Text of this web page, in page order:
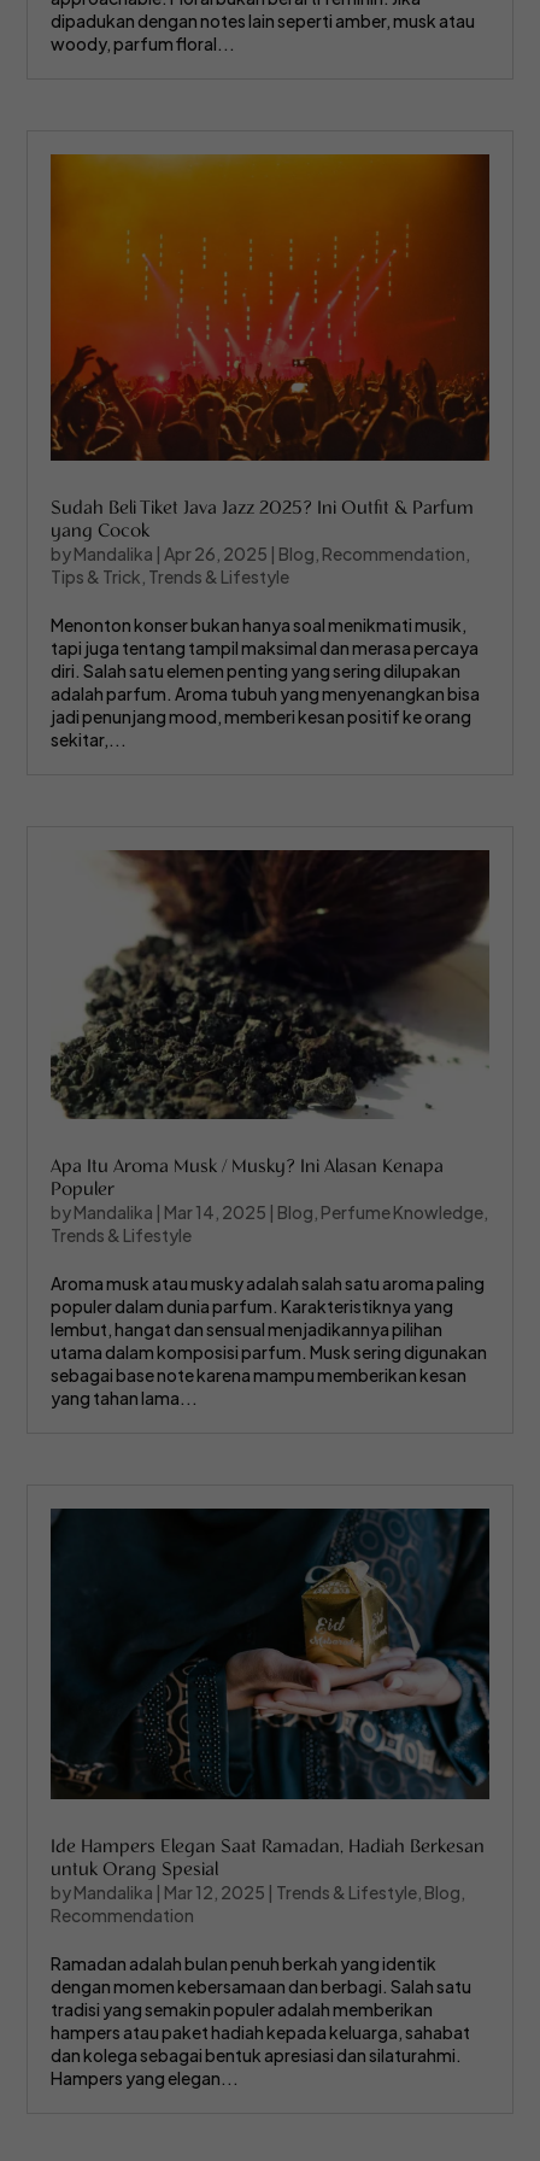
dipadukan dengan notes lain seperti amber, musk atau
woody, parfum floral...
Sudah Beli Tiket Java Jazz 2025? Ini Outfit & Parfum
yang Cocok
byMandalika | Apr 26, 2025 | Blog Recommendation
Tips & Trick Trends & Lifestyle
Menonton konser bukan hanya soal menikmati musik,
tapi juga tentang tampil maksimal dan merasa percaya
diri. Salah satu elemen penting yang sering dilupakan
adalah parfum. Aroma tubuh yang menyenangkan bisa
jadi penunjang mood, memberi kesan positif ke orang
sekitar,...
Apa Itu Aroma Musk / Musky? Ini Alasan Kenapa
Populer
byMandalika Mar 14, 2025 Blog Perfume Knowledge
Trends & Lifestyle
Aroma musk atau musky adalah salah satu aroma paling
populer dalam dunia parfum. Karakteristiknya yang
lembut, hangat dan sensual menjadikannya pilihan
utama dalam komposisi parfum. Musk sering digunakan
sebagai base note karena mampu memberikan kesan
yang tahan lama...
Ide Hampers Elegan Saat Ramadan, Hadiah Berkesan
untuk Orang Spesial
byMandalika | Mar 12, 2025 | Trends & Lifestyle Blog
Recommendation
Ramadan adalah bulan penuh berkah yang identik
dengan momen kebersamaan dan berbagi. Salah satu
tradisi yang semakin populer adalah memberikan
hampers atau paket hadiah kepada keluarga, sahabat
dan kolega sebagai bentuk apresiasi dan silaturahmi.
Hampers yang elegan...